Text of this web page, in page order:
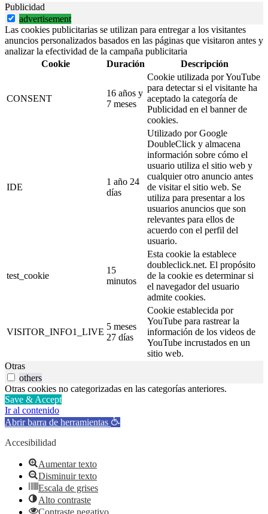
Publicidad
advertisement
Las cookies publicitarias se utilizan para entregar a los visitantes
anuncios personalizados basados en las páginas que visitaron antes y
analizar la efectividad de la campaña publicitaria
Cookie
Duración Descripción
CONSENT
16 años y
7 meses
Cookie utilizada por YouTube
para detectar si el visitante ha
aceptado la categoría de
Publicidad en el banner de
cookies.
IDE
1 año 24
días
Utilizado por Google
DoubleClick y almacena
información sobre cómo el
usuario utiliza el sitio web y
cualquier otro anuncio antes
de visitar el sitio web. Se
utiliza para presentar a los
usuarios anuncios que son
relevantes para ellos de
acuerdo con el perfil del
usuario.
test_cookie
15
minutos
Esta cookie la establece
doubleclick.net. El propósito
de la cookie es determinar si
el navegador del usuario
admite cookies.
VISITOR_INFO1_LIVE
5 meses
27 días
Cookie establecida por
YouTube para rastrear la
información de los videos de
YouTube incrustados en un
sitio web.
Otras
others
Otras cookies no categorizadas en las categorías anteriores.
Save & Accept
Ir al contenido
Abrir barra de herramientas
Accesibilidad
Aumentar texto
Disminuir texto
Escala de grises
Alto contraste
Contraste negativo